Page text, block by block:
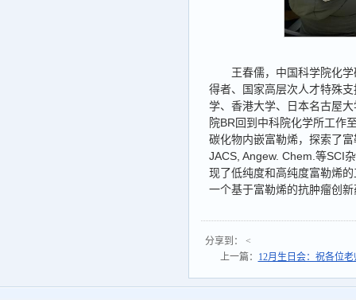
王春儒，中国科学院化
得者、国家高层次人才特殊
学、香港大学、日本名古屋
院BR回到中科院化学所工作
碳化物内嵌富勒烯，探索了
JACS, Angew. Chem.等SCI
现了低纯度和高纯度富勒烯
一个基于富勒烯的抗肿瘤创
分享到：
<
上一篇：
12月生日会：祝各位